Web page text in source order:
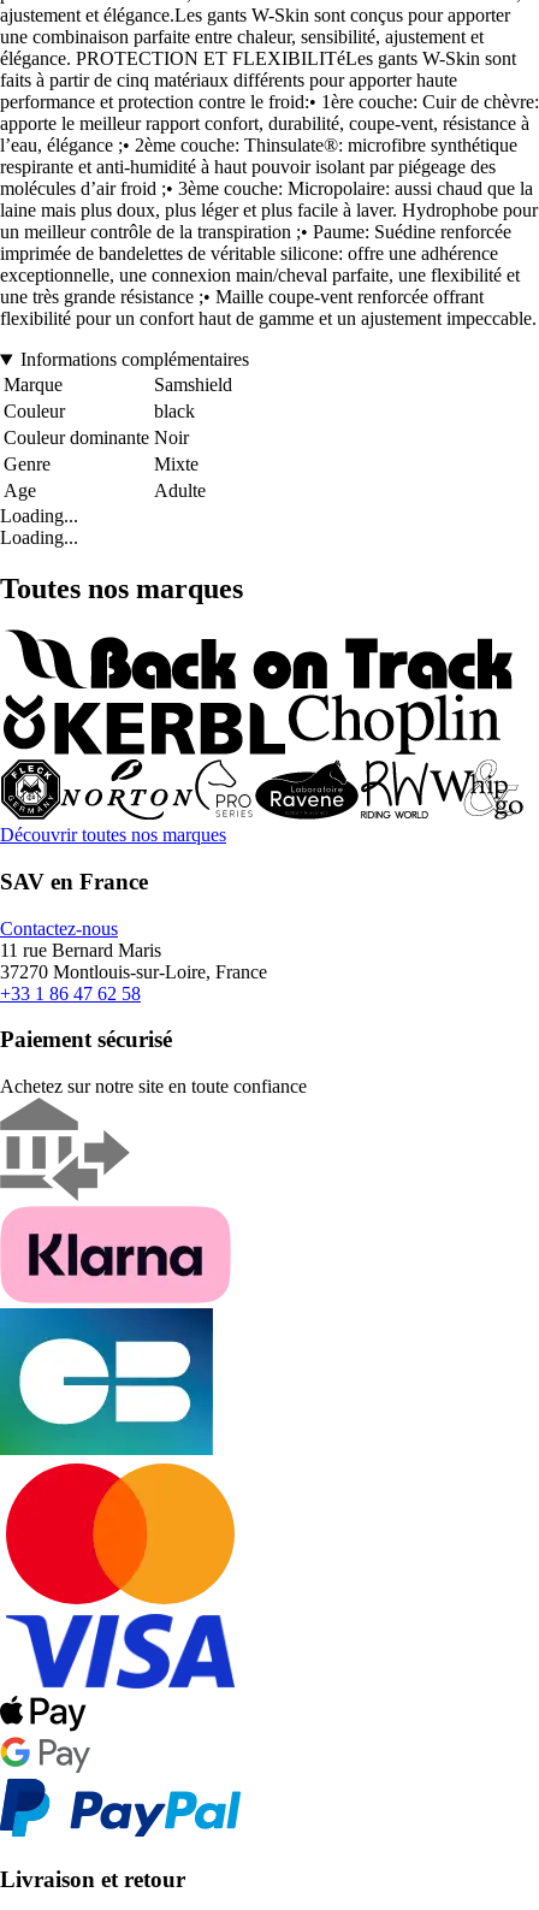
ajustement et élégance.Les gants W-Skin sont conçus pour apporter
une combinaison parfaite entre chaleur, sensibilité, ajustement et
élégance. PROTECTION ET FLEXIBILITéLes gants W-Skin sont
faits à partir de cinq matériaux différents pour apporter haute
performance et protection contre le froid:• 1ère couche: Cuir de chèvre:
apporte le meilleur rapport confort, durabilité, coupe-vent, résistance à
l’eau, élégance ;• 2ème couche: Thinsulate®: microfibre synthétique
respirante et anti-humidité à haut pouvoir isolant par piégeage des
molécules d’air froid ;• 3ème couche: Micropolaire: aussi chaud que la
laine mais plus doux, plus léger et plus facile à laver. Hydrophobe pour
un meilleur contrôle de la transpiration ;• Paume: Suédine renforcée
imprimée de bandelettes de véritable silicone: offre une adhérence
exceptionnelle, une connexion main/cheval parfaite, une flexibilité et
une très grande résistance ;• Maille coupe-vent renforcée offrant
flexibilité pour un confort haut de gamme et un ajustement impeccable.
Informations complémentaires
Marque
Samshield
Couleur
black
Couleur dominante Noir
Genre
Mixte
Age
Adulte
Loading...
Loading...
Toutes nos marques
Découvrir toutes nos marques
SAV en France
Contactez-nous
11 rue Bernard Maris
37270 Montlouis-sur-Loire, France
+33 1 86 47 62 58
Paiement sécurisé
Achetez sur notre site en toute confiance
Livraison et retour